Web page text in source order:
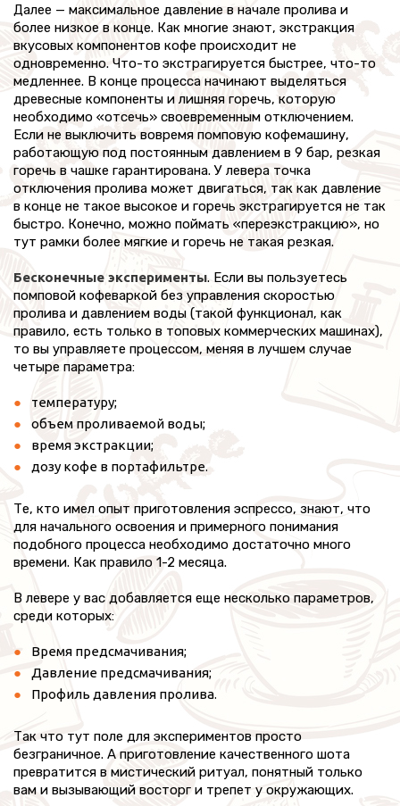
Далее — максимальное давление в начале пролива и
более низкое в конце. Как многие знают, экстракция
вкусовых компонентов кофе происходит не
одновременно. Что-то экстрагируется быстрее, что-то
медленнее. В конце процесса начинают выделяться
древесные компоненты и лишняя горечь, которую
необходимо «отсечь» своевременным отключением.
Если не выключить вовремя помповую кофемашину,
работающую под постоянным давлением в 9 бар, резкая
горечь в чашке гарантирована. У левера точка
отключения пролива может двигаться, так как давление
в конце не такое высокое и горечь экстрагируется не так
быстро. Конечно, можно поймать «переэкстракцию», но
тут рамки более мягкие и горечь не такая резкая.
Бесконечные эксперименты. Если вы пользуетесь
помповой кофеваркой без управления скоростью
пролива и давлением воды (такой функционал, как
правило, есть только в топовых коммерческих машинах),
то вы управляете процессом, меняя в лучшем случае
четыре параметра:
температуру;
объем проливаемой воды;
время экстракции;
дозу кофе в портафильтре.
Те, кто имел опыт приготовления эспрессо, знают, что
для начального освоения и примерного понимания
подобного процесса необходимо достаточно много
времени. Как правило 1-2 месяца.
В левере у вас добавляется еще несколько параметров,
среди которых:
Время предсмачивания;
Давление предсмачивания;
Профиль давления пролива.
Так что тут поле для экспериментов просто
безграничное. А приготовление качественного шота
превратится в мистический ритуал, понятный только
вам и вызывающий восторг и трепет у окружающих.